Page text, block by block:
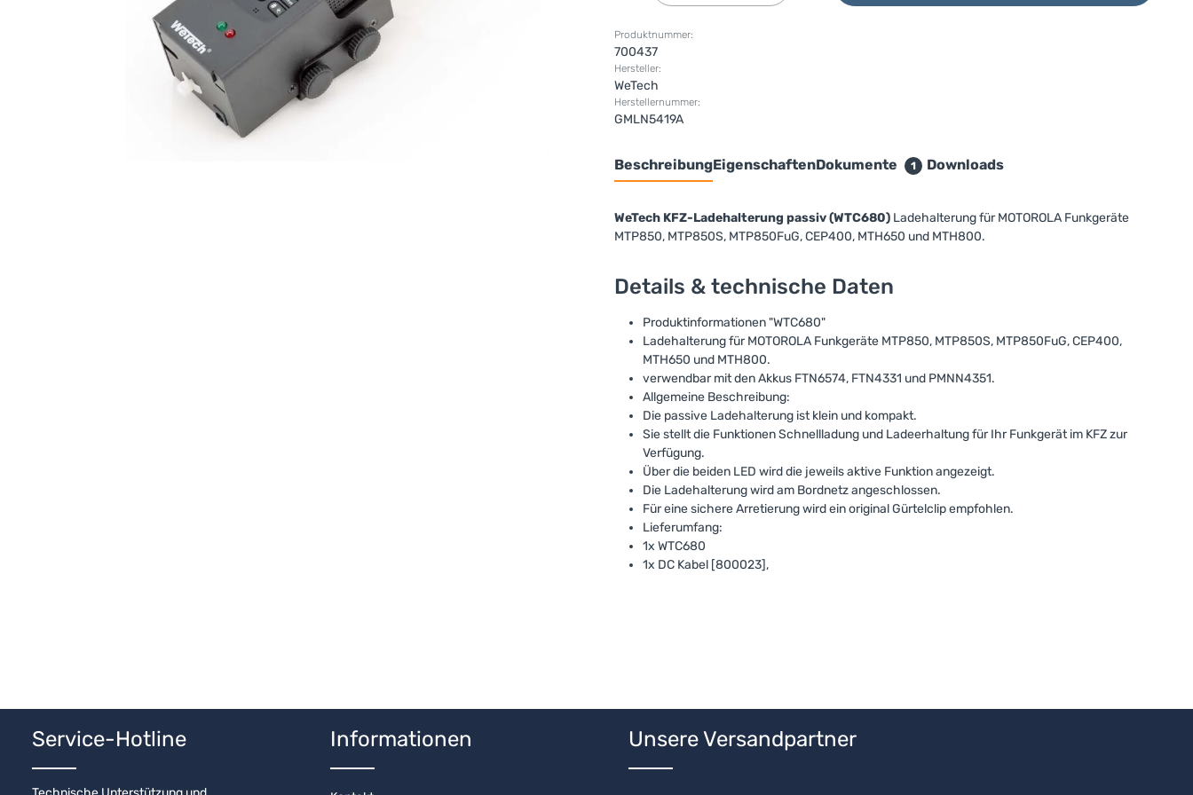
Produktnummer:
700437
Hersteller:
WeTech
Herstellernummer:
GMLN5419A
BeschreibungEigenschaftenDokumente 1 Downloads
WeTech KFZ-Ladehalterung passiv (WTC680) Ladehalterung für MOTOROLA Funkgeräte
MTP850, MTP850S, MTP850FuG, CEP400, MTH650 und MTH800.
Details & technische Daten
Produktinformationen "WTC680"
Ladehalterung für MOTOROLA Funkgeräte MTP850, MTP850S, MTP850FuG, CEP400,
MTH650 und MTH800.
verwendbar mit den Akkus FTN6574, FTN4331 und PMNN4351.
Allgemeine Beschreibung:
Die passive Ladehalterung ist klein und kompakt.
Sie stellt die Funktionen Schnellladung und Ladeerhaltung für Ihr Funkgerät im KFZ zur
Verfügung.
Über die beiden LED wird die jeweils aktive Funktion angezeigt.
Die Ladehalterung wird am Bordnetz angeschlossen.
Für eine sichere Arretierung wird ein original Gürtelclip empfohlen.
Lieferumfang:
1x WTC680
1x DC Kabel [800023],
Service-Hotline Informationen Unsere Versandpartner